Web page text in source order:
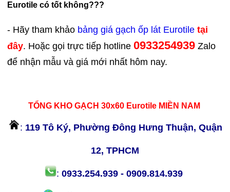
Eurotile có tốt không???
- Hãy tham khảo bảng giá gạch ốp lát Eurotiletại
đây. Hoặc gọi trực tiếp hotline0933254939 Zalo
để nhận mẫu và giá mới nhất hôm nay.
TỔNG KHO GẠCH 30x60 Eurotile MIỀN NAM
: 119 Tô Ký, Phường Đông Hưng Thuận, Quận
12, TPHCM
: 0933.254.939 - 0909.814.939